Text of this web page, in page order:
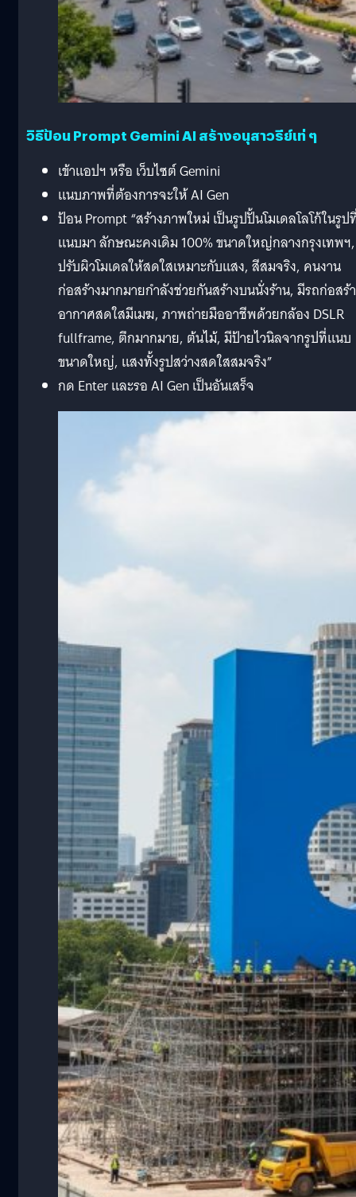
วิธีป้อน Prompt Gemini AI สร้างอนุสาวรีย์เท่ ๆ
เข้าแอปฯ หรือ เว็บไซต์ Gemini
แนบภาพที่ต้องการจะให้ AI Gen
ป้อน Prompt “สร้างภาพใหม่ เป็นรูปปั้นโมเดลโลโก้ในรูป
แนบมา ลักษณะคงเดิม 100% ขนาดใหญ่กลางกรุงเทพฯ,
ปรับผิวโมเดลให้สดใสเหมาะกับแสง, สีสมจริง, คนงาน
ก่อสร้างมากมายกำลังช่วยกันสร้างบนนั่งร้าน, มีรถก่อสร้
อากาศสดใสมีเมฆ, ภาพถ่ายมืออาชีพด้วยกล้อง DSLR
fullframe, ตึกมากมาย, ต้นไม้, มีป้ายไวนิลจากรูปที่แนบ
ขนาดใหญ่, แสงทั้งรูปสว่างสดใสสมจริง”
กด Enter และรอ AI Gen เป็นอันเสร็จ